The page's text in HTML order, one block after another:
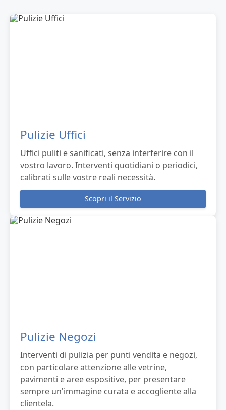
Pulizie Uffici
Uffici puliti e sanificati, senza interferire con il
vostro lavoro. Interventi quotidiani o periodici,
calibrati sulle vostre reali necessità.
Scopri il Servizio
Pulizie Negozi
Interventi di pulizia per punti vendita e negozi,
con particolare attenzione alle vetrine,
pavimenti e aree espositive, per presentare
sempre un'immagine curata e accogliente alla
clientela.